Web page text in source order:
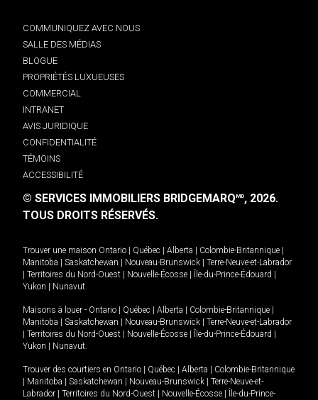
COMMUNIQUEZ AVEC NOUS
SALLE DES MÉDIAS
BLOGUE
PROPRIÉTÉS LUXUEUSES
COMMERCIAL
INTRANET
AVIS JURIDIQUE
CONFIDENTIALITÉ
TÉMOINS
ACCESSIBILITÉ
© SERVICES IMMOBILIERS BRIDGEMARQMD, 2026.
TOUS DROITS RÉSERVÉS.
Trouver une maison Ontario Québec Alberta Colombie-Britannique
Manitoba
Saskatchewan Nouveau-Brunswick
Terre-Neuve-et-Labrador
Territoires du Nord-Ouest Nouvelle-Écosse Île-du-Prince-Édouard
Yukon
Nunavut.
Maisons à louer - Ontario Québec Alberta Colombie-Britannique
Manitoba
Saskatchewan Nouveau-Brunswick
Terre-Neuve-et-Labrador
Territoires du Nord-Ouest Nouvelle-Écosse Île-du-Prince-Édouard
Yukon
Nunavut.
Trouver des courtiers en Ontario Québec Alberta
Colombie-Britannique
Manitoba Saskatchewan Nouveau-Brunswick
Terre-Neuve-et-
Labrador
Territoires du Nord-Ouest Nouvelle-Écosse
Île-du-Prince-